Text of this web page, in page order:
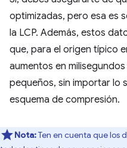
optimizadas, pero esa es
la LCP. Además, estos
que, para el origen típico
aumentos en
pequeños, sin importar lo
esquema de compresión.
Nota:Ten en cuenta que los